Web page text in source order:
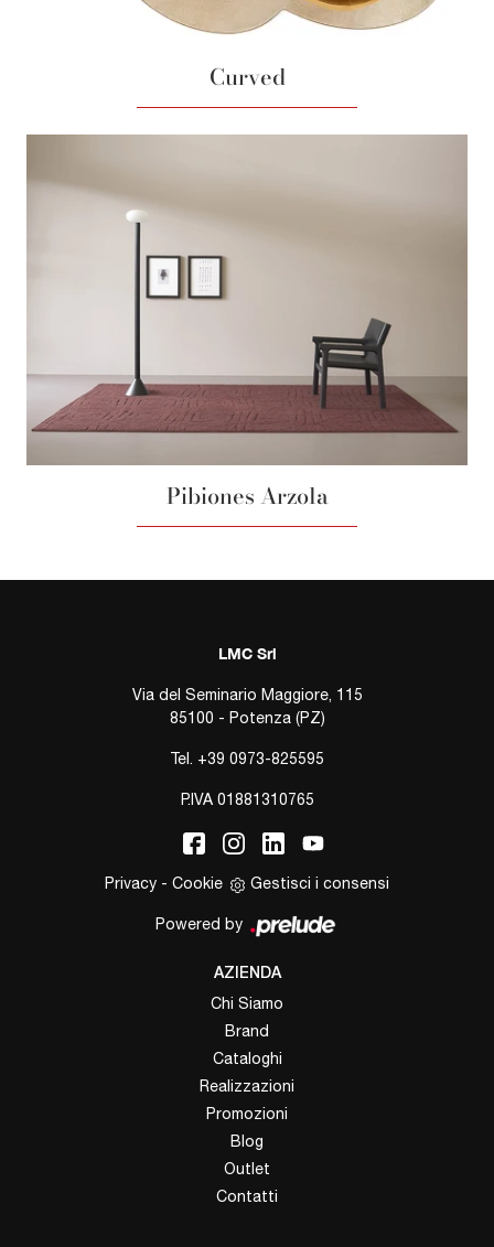
Curved
Pibiones Arzola
LMC Srl
Via del Seminario Maggiore, 115
85100 - Potenza (PZ)
Tel. +39 0973-825595
P.IVA 01881310765
Privacy - Cookie Gestisci i consensi
Powered by
AZIENDA
Chi Siamo
Brand
Cataloghi
Realizzazioni
Promozioni
Blog
Outlet
Contatti